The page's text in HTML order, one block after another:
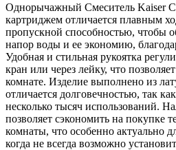
Однорычажный Смеситель Kaiser
картриджем отличается плавным
пропускной способностью, чтобы
напор воды и ее экономию,
Удобная и стильная рукоятка
кран или через лейку, что
комнате. Изделие выполнено из
отличается долговечностью, так
несколько тысяч использований.
позволяет сэкономить на покупке
комнаты, что особенно актуально
когда не всегда возможно